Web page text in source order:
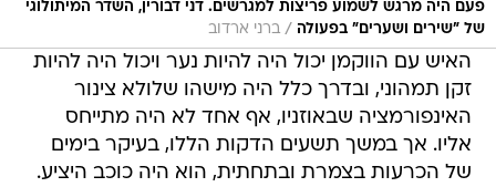
פעם היה מרגש לשמוע פריצות למגרשים. דני דבורין, השדר המיתולוגי
של "שירים ושערים" בפעולה / ברני ארדוב
האיש עם הווקמן יכול היה להיות נער ויכול היה להיות
זקן תמהוני, ובדרך כלל היה מישהו שלולא צינור
האינפורמציה שבאוזניו, אף אחד לא היה מתייחס
אליו. אך במשך תשעים הדקות הללו, בעיקר בימים
של הכרעות בצמרת ובתחתית, הוא היה כוכב היציע.